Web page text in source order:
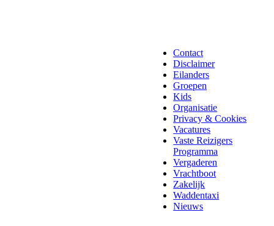
Contact
Disclaimer
Eilanders
Groepen
Kids
Organisatie
Privacy & Cookies
Vacatures
Vaste Reizigers
Programma
Vergaderen
Vrachtboot
Zakelijk
Waddentaxi
Nieuws